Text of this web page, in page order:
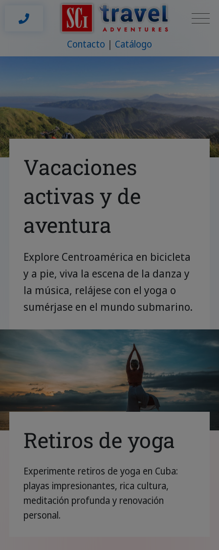
Contacto Catálogo
Vacaciones
activas y de
aventura
Explore Centroamérica en bicicleta
y a pie, viva la escena de la danza y
la música, relájese con el yoga o
sumérjase en el mundo submarino.
Retiros de yoga
Experimente retiros de yoga en Cuba:
playas impresionantes, rica cultura,
meditación profunda y renovación
personal.